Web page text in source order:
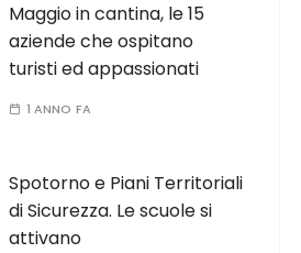
Maggio in cantina, le 15
aziende che ospitano
turisti ed appassionati
1 ANNO FA
Spotorno e Piani Territoriali
di Sicurezza. Le scuole si
attivano